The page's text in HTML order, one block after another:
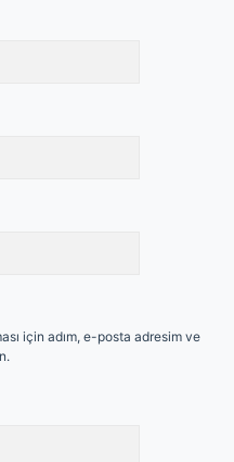
için adım, e-posta adresim ve